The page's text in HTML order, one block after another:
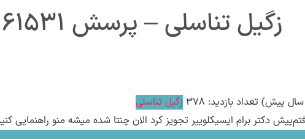
زگیل تناسلی – پرسش 161531
تعداد بازدید: 378
زگیل تناسلی
دکتر برام ایسیکلوییر تجویز کرد الان چنتا شده میشه منو راهنمایی